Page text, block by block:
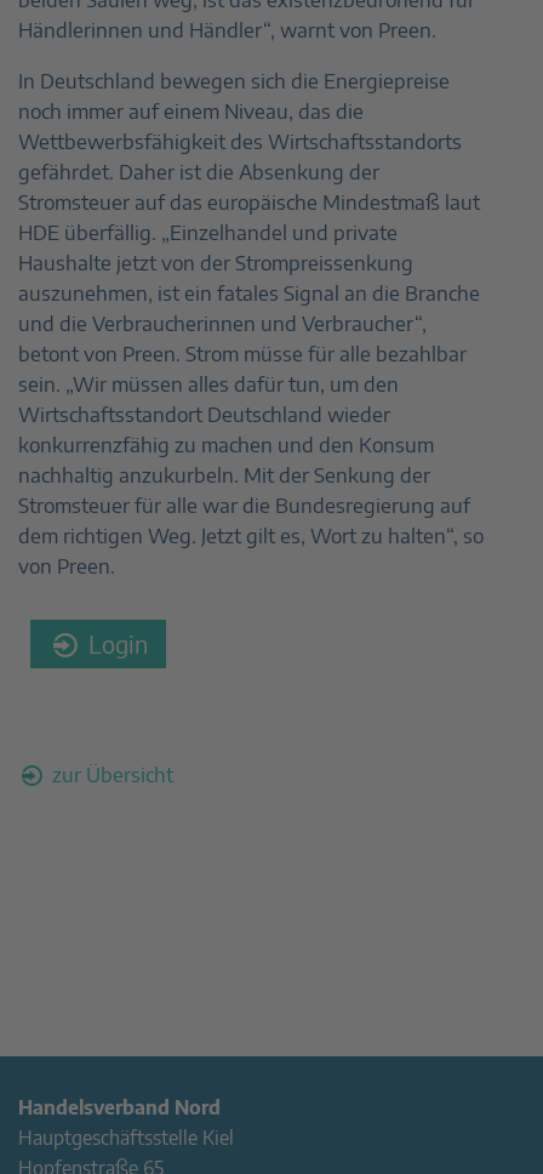
Händlerinnen und Händler“, warnt von Preen.
In Deutschland bewegen sich die Energiepreise
noch immer auf einem Niveau, das die
Wettbewerbsfähigkeit des Wirtschaftsstandorts
gefährdet. Daher ist die Absenkung der
Stromsteuer auf das europäische Mindestmaß laut
HDE überfällig. „Einzelhandel und private
Haushalte jetzt von der Strompreissenkung
auszunehmen, ist ein fatales Signal an die Branche
und die Verbraucherinnen und Verbraucher“,
betont von Preen. Strom müsse für alle bezahlbar
sein. „Wir müssen alles dafür tun, um den
Wirtschaftsstandort Deutschland wieder
konkurrenzfähig zu machen und den Konsum
nachhaltig anzukurbeln. Mit der Senkung der
Stromsteuer für alle war die Bundesregierung auf
dem richtigen Weg. Jetzt gilt es, Wort zu halten“, so
von Preen.
Login
zur Übersicht
Handelsverband Nord
Hauptgeschäftsstelle Kiel
Hopfenstraße 65